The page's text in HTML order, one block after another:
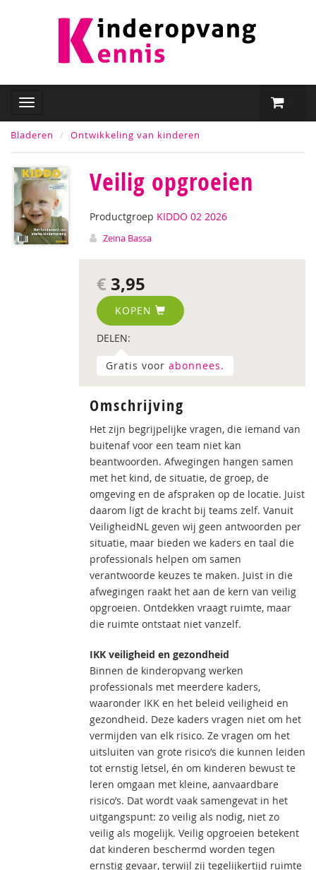
Bladeren Ontwikkeling van kinderen
Veilig opgroeien
Productgroep KIDDO 02 2026
Zeina Bassa
€ 3,95
KOPEN
DELEN:
Gratis voor abonnees.
Omschrijving
Het zijn begrijpelijke vragen, die iemand van
buitenaf voor een team niet kan
beantwoorden. Afwegingen hangen samen
met het kind, de situatie, de groep, de
omgeving en de afspraken op de locatie. Juist
daarom ligt de kracht bij teams zelf. Vanuit
VeiligheidNL geven wij geen antwoorden per
situatie, maar bieden we kaders en taal die
professionals helpen om samen
verantwoorde keuzes te maken. Juist in die
afwegingen raakt het aan de kern van veilig
opgroeien. Ontdekken vraagt ruimte, maar
die ruimte ontstaat niet vanzelf.
IKK veiligheid en gezondheid
Binnen de kinderopvang werken
professionals met meerdere kaders,
waaronder IKK en het beleid veiligheid en
gezondheid. Deze kaders vragen niet om het
vermijden van elk risico. Ze vragen om het
uitsluiten van grote risico’s die kunnen leiden
tot ernstig letsel, én om kinderen bewust te
leren omgaan met kleine, aanvaardbare
risico’s. Dat wordt vaak samengevat in het
uitgangspunt: zo veilig als nodig, niet zo
veilig als mogelijk. Veilig opgroeien betekent
dat kinderen beschermd worden tegen
ernstig gevaar, terwijl zij tegelijkertijd ruimte